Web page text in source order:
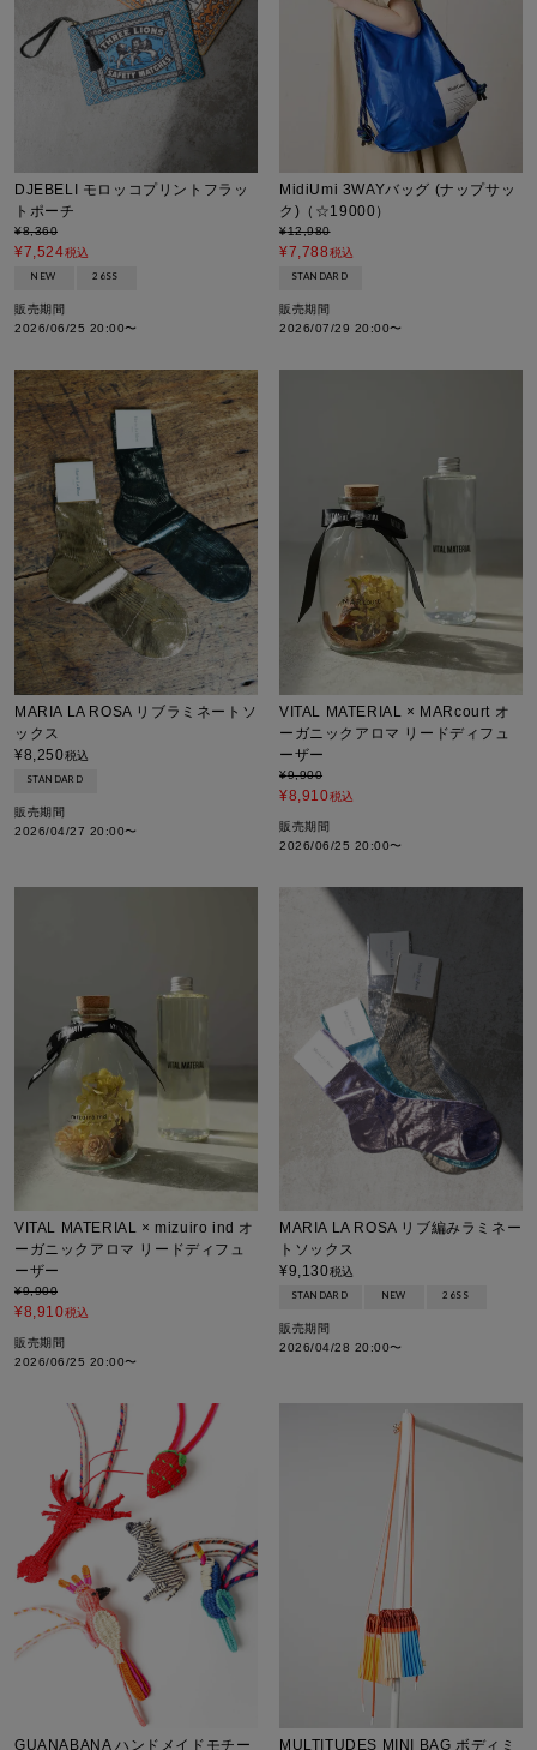
DJEBELI モロッコプリントフラッ
トポーチ
¥8,360
¥7,524税込
NEW 26SS
販売期間
2026/06/25 20:00〜
MidiUmi 3WAYバッグ (ナップサッ
ク)（☆19000）
¥12,980
¥7,788税込
STANDARD
販売期間
2026/07/29 20:00〜
MARIA LA ROSA リブラミネートソ
ックス
¥8,250税込
STANDARD
販売期間
2026/04/27 20:00〜
VITAL MATERIAL × MARcourt オ
ーガニックアロマ リードディフュ
ーザー
¥9,900
¥8,910税込
販売期間
2026/06/25 20:00〜
VITAL MATERIAL × mizuiro ind オ
ーガニックアロマ リードディフュ
ーザー
¥9,900
¥8,910税込
販売期間
2026/06/25 20:00〜
MARIA LA ROSA リブ編みラミネー
トソックス
¥9,130税込
STANDARD NEW 26SS
販売期間
2026/04/28 20:00〜
GUANABANA ハンドメイドモチー MULTITUDES MINI BAG ボディミ